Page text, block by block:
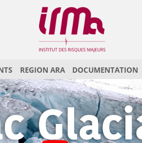
REGION ARA DOCUMENTATION